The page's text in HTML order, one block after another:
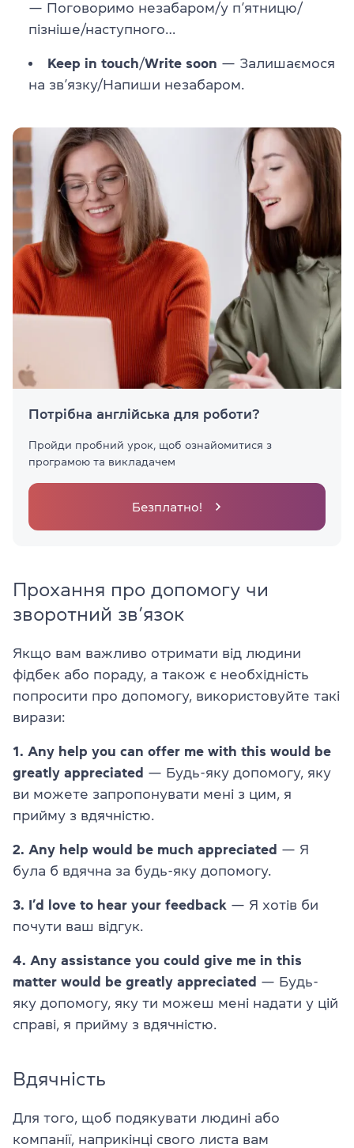
— Поговоримо незабаром/у п’ятницю/
пізніше/наступного…
Keep in touch/Write soon — Залишаємося
на зв’язку/Напиши незабаром.
Потрібна англійська для роботи?
Пройди пробний урок, щоб ознайомитися з
програмою та викладачем
Безплатно!
Прохання про допомогу чи
зворотний зв’язок
Якщо вам важливо отримати від людини
фідбек або пораду, а також є необхідність
попросити про допомогу, використовуйте такі
вирази:
1. Any help you can offer me with this would be
greatly appreciated — Будь-яку допомогу, яку
ви можете запропонувати мені з цим, я
прийму з вдячністю.
2. Any help would be much appreciated — Я
була б вдячна за будь-яку допомогу.
3. I’d love to hear your feedback — Я хотів би
почути ваш відгук.
4. Any assistance you could give me in this
matter would be greatly appreciated — Будь-
яку допомогу, яку ти можеш мені надати у цій
справі, я прийму з вдячністю.
Вдячність
Для того, щоб подякувати людині або
компанії, наприкінці свого листа вам